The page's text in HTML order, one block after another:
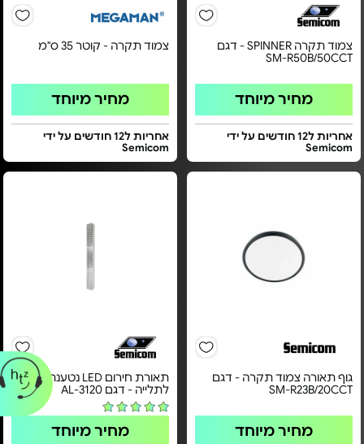
צמוד תקרה SPINNER - דגם
SM-R50B/50CCT
מחיר מיוחד
אחריות ל12 חודשים על ידי
Semicom
צמוד תקרה - קוטר 35 ס"מ
מחיר מיוחד
אחריות ל12 חודשים על ידי
Semicom
גוף תאורה צמוד תקרה - דגם
SM-R23B/20CCT
מחיר מיוחד
תאורת חירום LED נטענת
לתלייה - דגם AL-3120
מחיר מיוחד